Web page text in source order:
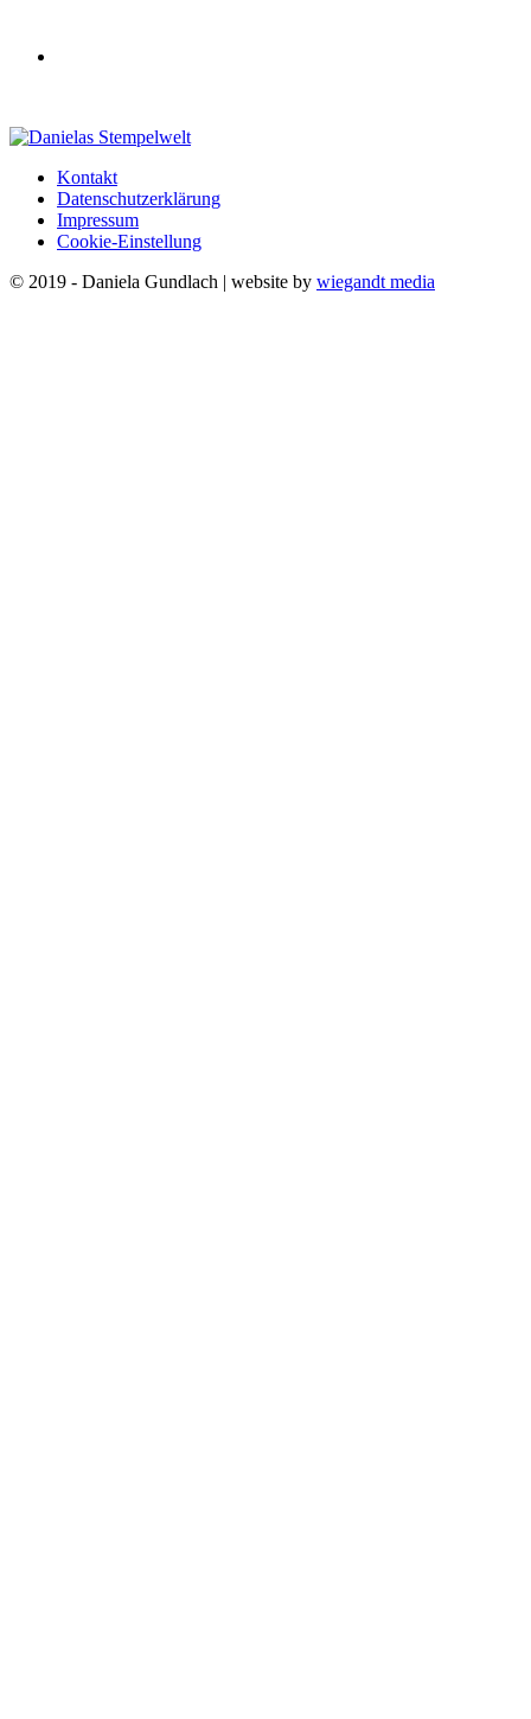
Kontakt
Datenschutzerklärung
Impressum
Cookie-Einstellung
© 2019 - Daniela Gundlach | website by wiegandt media